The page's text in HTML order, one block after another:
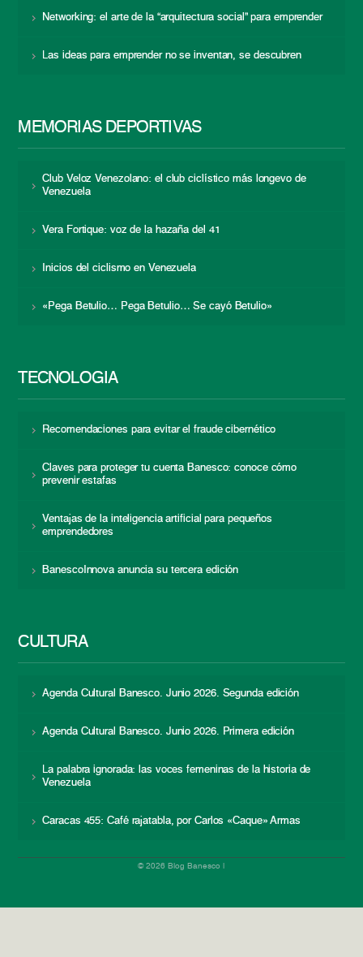
Networking: el arte de la “arquitectura social” para emprender
Las ideas para emprender no se inventan, se descubren
MEMORIAS DEPORTIVAS
Club Veloz Venezolano: el club ciclístico más longevo de
Venezuela
Vera Fortique: voz de la hazaña del 41
Inicios del ciclismo en Venezuela
«Pega Betulio… Pega Betulio… Se cayó Betulio»
TECNOLOGÍA
Recomendaciones para evitar el fraude cibernético
Claves para proteger tu cuenta Banesco: conoce cómo
prevenir estafas
Ventajas de la inteligencia artificial para pequeños
emprendedores
BanescoInnova anuncia su tercera edición
CULTURA
Agenda Cultural Banesco. Junio 2026. Segunda edición
Agenda Cultural Banesco. Junio 2026. Primera edición
La palabra ignorada: las voces femeninas de la historia de
Venezuela
Caracas 455: Café rajatabla, por Carlos «Caque» Armas
© 2026 Blog Banesco |